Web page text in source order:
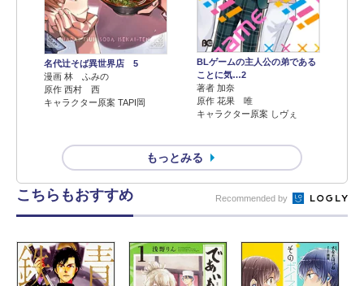
名代辻そば異世界店 5
漫画 林 ふみの
原作 西村 西
キャラクター原案 TAPI岡
BLゲームの主人公の弟である
ことに気…2
著者 加奈
原作 花果 唯
キャラクター原案 しヴぇ
もっとみる
こちらもおすすめ Recommended by